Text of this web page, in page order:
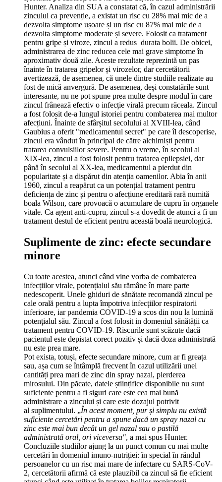
Hunter. Analiza din SUA a constatat că, în cazul administrării
zincului ca prevenție, a existat un risc cu 28% mai mic de a
dezvolta simptome ușoare și un risc cu 87% mai mic de a
dezvolta simptome moderate și severe. Folosit ca tratament
pentru gripe și viroze, zincul a redus durata bolii. De obicei,
administrarea de zinc reducea cele mai grave simptome în
aproximativ două zile. Aceste rezultate reprezintă un pas
înainte în tratarea gripelor și virozelor, dar cercetătorii
avertizează, de asemenea, că unele dintre studiile realizate au
fost de mică anvergură. De asemenea, deși constatările sunt
interesante, nu ne pot spune prea multe despre modul în care
zincul frânează efectiv o infecție virală precum răceala. Zincul
a fost folosit de-a lungul istoriei pentru combaterea mai multor
afecțiuni. Înainte de sfârșitul secolului al XVIII-lea, când
Gaubius a oferit "medicamentul secret" pe care îl descoperise,
zincul era vândut în principal de către alchimiști pentru
tratarea convulsiilor severe. Pentru o vreme, în secolul al
XIX-lea, zincul a fost folosit pentru tratarea epilepsiei, dar
până în secolul al XX-lea, medicamentul a pierdut din
popularitate și a dispărut din atenția oamenilor. Abia în anii
1960, zincul a reapărut ca un potențial tratament pentru
deficiența de zinc și pentru o afecțiune ereditară rară numită
boala Wilson, care provoacă o acumulare de cupru în organele
vitale. Ca agent anti-cupru, zincul s-a dovedit de atunci a fi un
tratament destul de eficient pentru această boală neurologică.
Suplimente de zinc: efecte secundare
minore
Cu toate acestea, atunci când vine vorba de combaterea
infecțiilor virale, potențialul său rămâne în mare parte
nedescoperit. Unele ghiduri de sănătate recomandă zincul pe
cale orală pentru a lupta împotriva infecțiilor respiratorii
inferioare, iar pandemia COVID-19 a scos din nou la lumină
potențialul său. Zincul a fost folosit in domeniul sănătății ca
tratament pentru COVID-19. Riscurile sunt scăzute dacă
pacientul este depistat corect pozitiv și dacă doza administrată
nu este prea mare.
Pot exista, totuși, efecte secundare minore, cum ar fi greața
sau, așa cum se întâmplă frecvent în cazul utilizării unei
cantități prea mari de zinc din spray nazal, pierderea
mirosului. Din păcate, datele științifice disponibile nu sunt
suficiente pentru a fi siguri care este cea mai bună
administrare a zincului și care este dozajul potrivit
al suplimentului. „În acest moment, pur și simplu nu există
suficiente cercetări pentru a spune dacă un spray nazal cu
zinc este mai bun decât un gel nazal sau o pastilă
administrată oral, ori viceversa", a mai spus Hunter.
Concluziile studiilor ajung la un punct comun cu mai multe
cercetări în domeniul imuno-nutriției: în special în rândul
persoanelor cu un risc mai mare de infectare cu SARS-CoV-
2, cercetătorii afirmă că este plauzibil ca zincul să fie eficient